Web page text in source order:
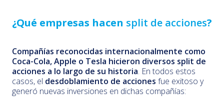
¿Qué empresas hacen split de acciones?
Compañías reconocidas internacionalmente como
Coca-Cola, Apple o Tesla hicieron diversos split de
acciones a lo largo de su historia. En todos estos
casos, el desdoblamiento de acciones fue exitoso y
generó nuevas inversiones en dichas compañías: